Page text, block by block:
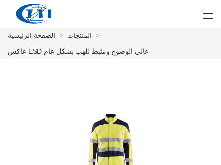
العربية česky الصفحة الرئيسية > المنتجات >
عاكس ESD عالي الوضوح ومثبط للهب بشكل عام